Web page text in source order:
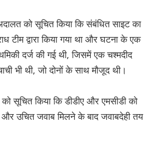
को सूचित किया कि संबंधित साइट का
टीम द्वारा किया गया था और घटना के एक
दर्ज की गई थी, जिसमें एक चश्मदीद
भी थी, जो दोनों के साथ मौजूद थी।
सूचित किया कि डीडीए और एमसीडी को
उचित जवाब मिलने के बाद जवाबदेही तय